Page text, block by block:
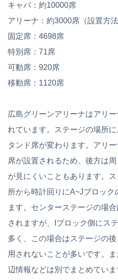
キャパ：約10000席
アリーナ：約3000席（設置方法
固定席：4698席
特別席：71席
可動席：920席
移動席：1120席
広島グリーンアリーナはアリ
れています。ステージの場所
タンド席が変わります。アリ
席が設置されるため、後方は
が見にくいこともあります。
所から時計回りにA~Jブロッ
ます。センターステージの場
されますが、Iブロック側にス
多く、この場合はステージの
用されないことが多いです。
辺情報などは別でまとめてい